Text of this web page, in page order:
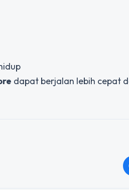
dapat berjalan lebih cepat